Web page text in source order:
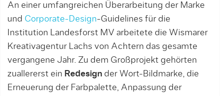
An einer umfangreichen Überarbeitung der Marke
und Corporate-Design-Guidelines für die
Institution Landesforst MV arbeitete die Wismarer
Kreativagentur Lachs von Achtern das gesamte
vergangene Jahr. Zu dem Großprojekt gehörten
zuallererst ein Redesign der Wort-Bildmarke, die
Erneuerung der Farbpalette, Anpassung der